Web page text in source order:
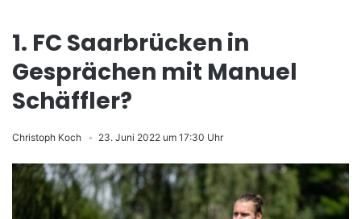
1. FC Saarbrücken in
Gesprächen mit Manuel
Schäffler?
Christoph Koch 23. Juni 2022 um 17:30 Uhr